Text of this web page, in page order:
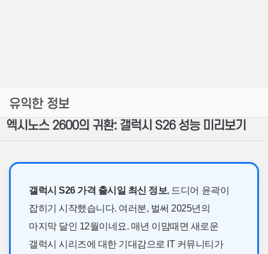
유익한 정보
엑시노스 2600의 귀환: 갤럭시 S26 성능 미리보기
갤럭시 S26 가격 출시일 최신 정보, 드디어 윤곽이
잡히기 시작했습니다. 여러분, 벌써 2025년의
마지막 달인 12월이네요. 매년 이맘때면 새로운
갤럭시 시리즈에 대한 기대감으로 IT 커뮤니티가